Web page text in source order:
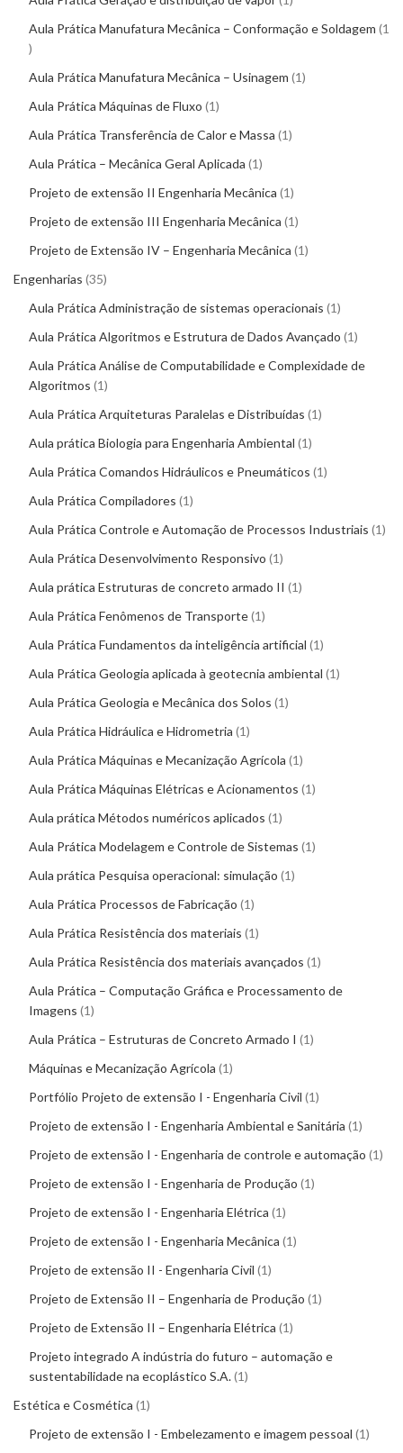
Aula Prática Manufatura Mecânica – Conformação e Soldagem 1
Aula Prática Manufatura Mecânica – Usinagem 1
Aula Prática Máquinas de Fluxo 1
Aula Prática Transferência de Calor e Massa 1
Aula Prática – Mecânica Geral Aplicada 1
Projeto de extensão II Engenharia Mecânica 1
Projeto de extensão III Engenharia Mecânica 1
Projeto de Extensão IV – Engenharia Mecânica 1
Engenharias 35
Aula Prática Administração de sistemas operacionais 1
Aula Prática Algoritmos e Estrutura de Dados Avançado 1
Aula Prática Análise de Computabilidade e Complexidade de
Algoritmos 1
Aula Prática Arquiteturas Paralelas e Distribuídas 1
Aula prática Biologia para Engenharia Ambiental 1
Aula Prática Comandos Hidráulicos e Pneumáticos 1
Aula Prática Compiladores 1
Aula Prática Controle e Automação de Processos Industriais 1
Aula Prática Desenvolvimento Responsivo 1
Aula prática Estruturas de concreto armado II 1
Aula Prática Fenômenos de Transporte 1
Aula Prática Fundamentos da inteligência artificial 1
Aula Prática Geologia aplicada à geotecnia ambiental 1
Aula Prática Geologia e Mecânica dos Solos 1
Aula Prática Hidráulica e Hidrometria 1
Aula Prática Máquinas e Mecanização Agrícola 1
Aula Prática Máquinas Elétricas e Acionamentos 1
Aula prática Métodos numéricos aplicados 1
Aula Prática Modelagem e Controle de Sistemas 1
Aula prática Pesquisa operacional: simulação 1
Aula Prática Processos de Fabricação 1
Aula Prática Resistência dos materiais 1
Aula Prática Resistência dos materiais avançados 1
Aula Prática – Computação Gráfica e Processamento de
Imagens 1
Aula Prática – Estruturas de Concreto Armado I 1
Máquinas e Mecanização Agrícola 1
Portfólio Projeto de extensão I - Engenharia Civil 1
Projeto de extensão I - Engenharia Ambiental e Sanitária 1
Projeto de extensão I - Engenharia de controle e automação 1
Projeto de extensão I - Engenharia de Produção 1
Projeto de extensão I - Engenharia Elétrica 1
Projeto de extensão I - Engenharia Mecânica 1
Projeto de extensão II - Engenharia Civil 1
Projeto de Extensão II – Engenharia de Produção 1
Projeto de Extensão II – Engenharia Elétrica 1
Projeto integrado A indústria do futuro – automação e
sustentabilidade na ecoplástico S.A. 1
Estética e Cosmética 1
Projeto de extensão I - Embelezamento e imagem pessoal 1